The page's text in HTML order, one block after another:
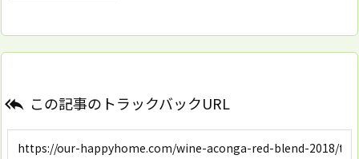
 この記事のトラックバックURL